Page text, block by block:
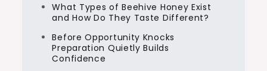
What Types of Beehive Honey Exist
and How Do They Taste Different?
Before Opportunity Knocks
Preparation Quietly Builds
Confidence